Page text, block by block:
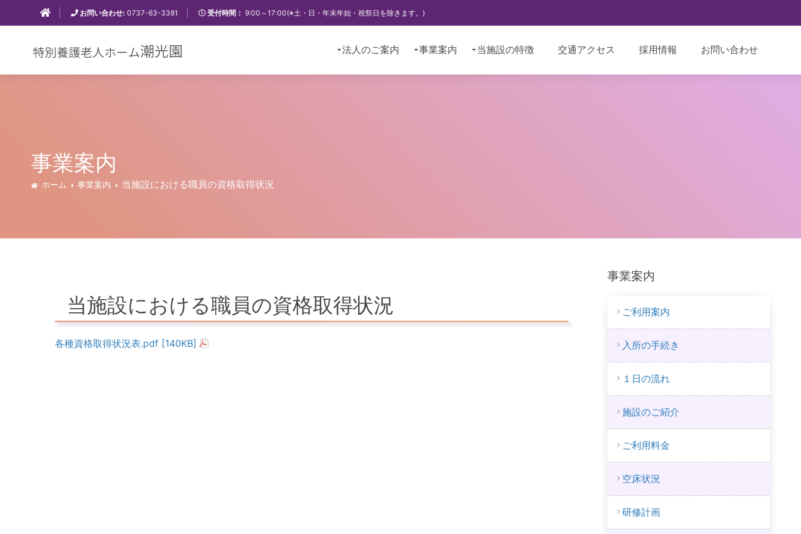
お問い合わせ: 0737-63-3381 受付時間： 9:00～17:00(※土・日・年末年始・祝祭日を除きます。)
法人のご案内 事業案内 当施設の特徴 交通アクセス 採用情報 お問い合わせ
事業案内
ホーム 事業案内 当施設における職員の資格取得状況
当施設における職員の資格取得状況
各種資格取得状況表.pdf [140KB]
事業案内
ご利用案内
入所の手続き
１日の流れ
施設のご紹介
ご利用料金
空床状況
研修計画